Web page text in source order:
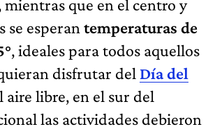
mientras que en el centro y
se esperan temperaturas de
, ideales para todos aquellos
disfrutar del Día del
aire libre, en el sur del
las actividades debieron